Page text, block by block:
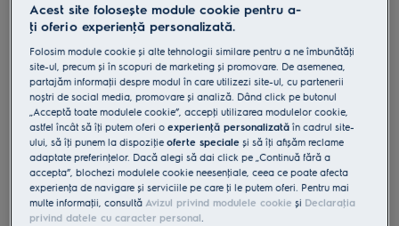
EOF5C70X
Cuptor electric SurroundCook cu
autocuratare catalitica A 72 litri inox
4.9 (1857)
Fișa cu informaţii despre produs
Beneficii
Cuptorul SurroundCook® 600 mentine caldura in toate colturile
cuptorului.
Multilvel Cooking (gatitul pe mai multe niveluri) asigura gatirea
uniforma pe toate cele trei niveluri.
Curatarea catalitica absoarbe grasimea si curata cuptorul la 250°C.
Acest site folosește module cookie pentru a-
ţi oferi o experienţă personalizată.
Folosim module cookie și alte tehnologii similare pentru a ne îmbunătăţi
site-ul, precum și în scopuri de marketing și promovare. De asemenea,
partajăm informaţii despre modul în care utilizezi site-ul, cu partenerii
noștri de social media, promovare și analiză. Dând click pe butonul
„Acceptă toate modulele cookie”, accepţi utilizarea modulelor cookie,
astfel încât să îţi putem oferi oexperienţă personalizată în cadrul site-
ului, să îţi punem la dispoziţieoferte speciale și să îţi afișăm reclame
adaptate preferinţelor. Dacă alegi să dai click pe „Continuă fără a
accepta”, blochezi modulele cookie neesenţiale, ceea ce poate afecta
experienţa de navigare și serviciile pe care ţi le putem oferi. Pentru mai
multe informaţii, consultăAvizul privind modulele cookie și Declaraţia
privind datele cu caracter personal.